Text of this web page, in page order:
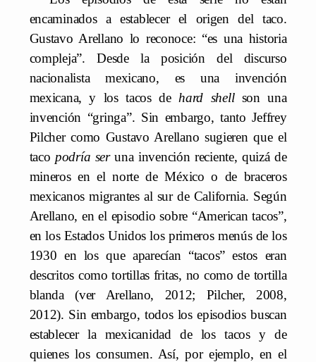
encaminados a establecer el origen del taco.
Gustavo Arellano lo reconoce: “es una historia
compleja”. Desde la posición del discurso
nacionalista mexicano, es una invención
mexicana, y los tacos de hard shellson una
invención “gringa”. Sin embargo, tanto Jeffrey
Pilcher como Gustavo Arellano sugieren que el
taco podría seruna invención reciente, quizá de
mineros en el norte de México o de braceros
mexicanos migrantes al sur de California. Según
Arellano, en el episodio sobre “American tacos”,
en los Estados Unidos los primeros menús de los
1930 en los que aparecían “tacos” estos eran
descritos como tortillas fritas, no como de tortilla
blanda (ver Arellano, 2012; Pilcher, 2008,
2012). Sin embargo, todos los episodios buscan
establecer la mexicanidad de los tacos y de
quienes los consumen. Así, por ejemplo, en el